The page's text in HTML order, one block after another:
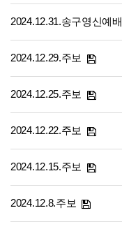
2024.12.31.송구영신예배
2024.12.29.주보
2024.12.25.주보
2024.12.22.주보
2024.12.15.주보
2024.12.8.주보